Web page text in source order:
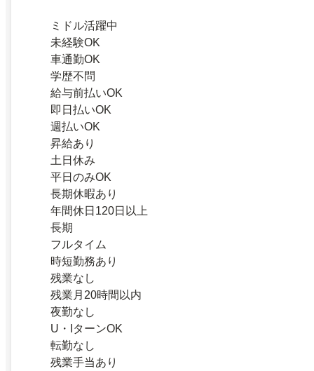
ミドル活躍中
未経験OK
車通勤OK
学歴不問
給与前払いOK
即日払いOK
週払いOK
昇給あり
土日休み
平日のみOK
長期休暇あり
年間休日120日以上
長期
フルタイム
時短勤務あり
残業なし
残業月20時間以内
夜勤なし
U・IターンOK
転勤なし
残業手当あり